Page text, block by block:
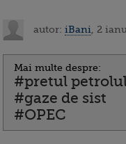
autor: iBani , 2
Mai multe despre:
#pretul
#gaze de sist
#OPEC